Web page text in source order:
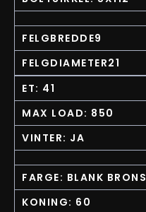
FELGBREDDE9
FELGDIAMETER21
ET: 41
MAX LOAD: 850
VINTER: JA
FARGE: BLANK
KONING: 60